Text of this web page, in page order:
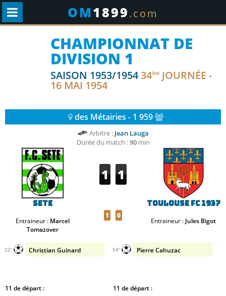
OM1899.com
CHAMPIONNAT DE
DIVISION 1
SAISON 1953/195434ÈME JOURNÉE -
16 MAI 1954
des Métairies - 1 959
Arbitre : Jean Lauga
Durée du match :90min
Sete
Entraineur : Marcel
Tomazover
1 1
1 0
Toulouse FC 1937
Entraineur : Jules Bigot
Christian Guinard
22' Pierre Cahuzac
54'
11 de départ : 11 de départ :